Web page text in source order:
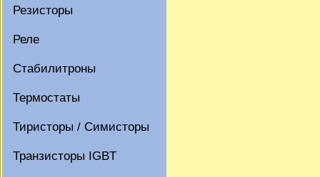
Резисторы
Реле
Стабилитроны
Термостаты
Тиристоры / Симисторы
Транзисторы IGBT